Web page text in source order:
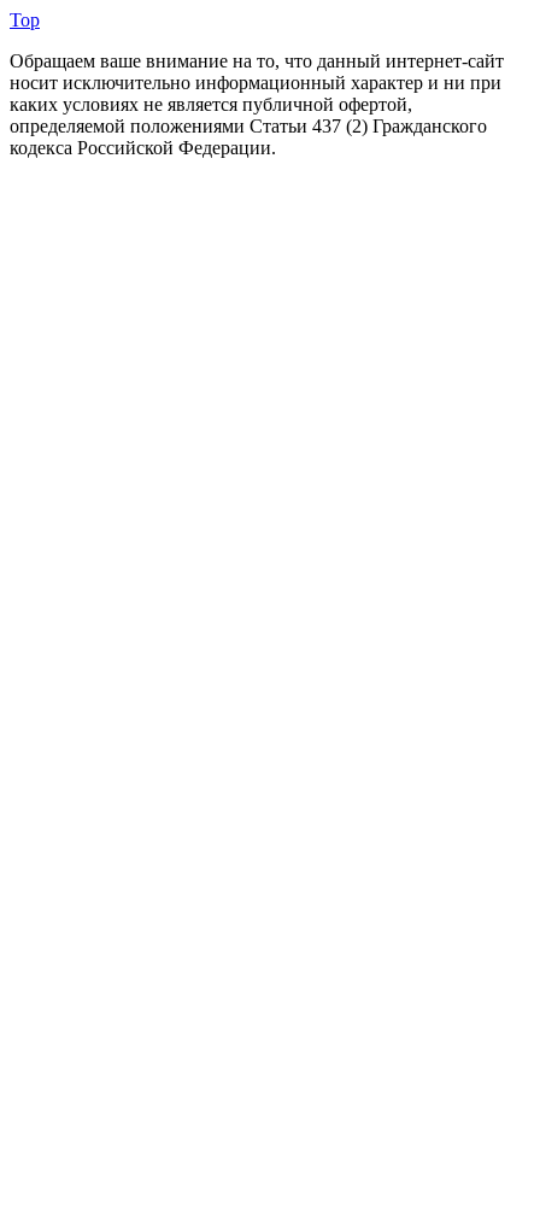
Top
Обращаем ваше внимание на то, что данный интернет-сайт
носит исключительно информационный характер и ни при
каких условиях не является публичной офертой,
определяемой положениями Статьи 437 (2) Гражданского
кодекса Российской Федерации.